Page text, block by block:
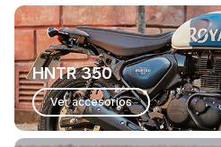
HNTR 350
Ver accesorios